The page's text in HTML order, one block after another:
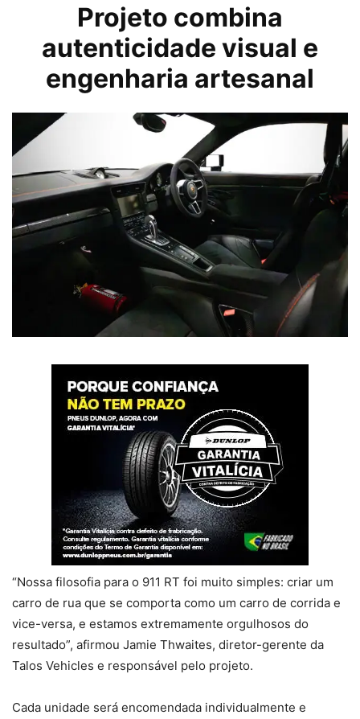
Projeto combina
autenticidade visual e
engenharia artesanal
“Nossa filosofia para o 911 RT foi muito simples: criar um
carro de rua que se comporta como um carro de corrida e
vice-versa, e estamos extremamente orgulhosos do
resultado”, afirmou Jamie Thwaites, diretor-gerente da
Talos Vehicles e responsável pelo projeto.
Cada unidade será encomendada individualmente e